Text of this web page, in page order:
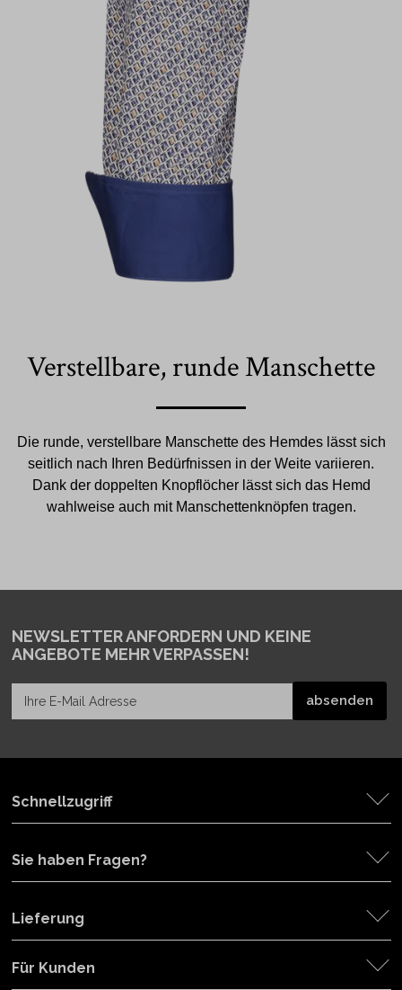
Verstellbare, runde Manschette
Die runde, verstellbare Manschette des Hemdes lässt sich
seitlich nach Ihren Bedürfnissen in der Weite variieren.
Dank der doppelten Knopflöcher lässt sich das Hemd
wahlweise auch mit Manschettenknöpfen tragen.
NEWSLETTER ANFORDERN UND KEINE
ANGEBOTE MEHR VERPASSEN!
Schnellzugriff
Sie haben Fragen?
Lieferung
Für Kunden